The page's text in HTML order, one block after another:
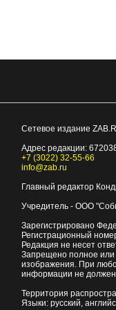
Сетевое издание
Адрес редакции:
+7 (3022) 32-55-66
info@zab.ru
Главный редактор
Учредитель - ООО
Зарегистрировано
Регистрационный
Редакция не несет
Запрещено полное или
изображения. При
информации не
Территория
Языки: русский,